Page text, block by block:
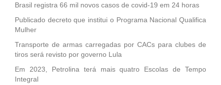
Brasil registra 66 mil novos casos de covid-19 em 24 horas
Publicado decreto que institui o Programa Nacional Qualifica
Mulher
Transporte de armas carregadas por CACs para clubes de
tiros será revisto por governo Lula
Em 2023, Petrolina terá mais quatro Escolas de Tempo
Integral